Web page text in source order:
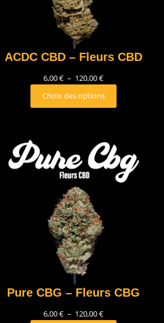
ACDC CBD – Fleurs CBD
6,00€ – 120,00€
Choix des options
Pure CBG – Fleurs CBG
6,00€ – 120,00€